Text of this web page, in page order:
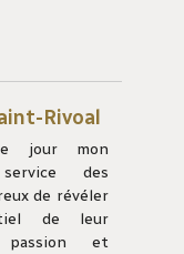
Rivoal
jour mon
des
de révéler
de leur
passion et